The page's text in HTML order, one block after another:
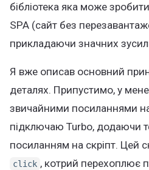
бібліотека яка може
SPA (сайт без
прикладаючи значних
Я вже описав основний
деталях. Припустимо, у
звичайними посиланнями на
підключаю Turbo, додаючи
посиланням на скріпт. Цей
click , котрий перехоплює